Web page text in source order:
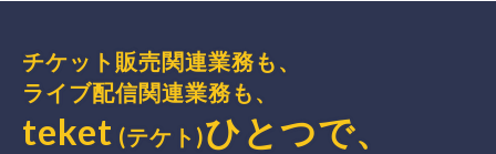
チケット販売関連業務も、
ライブ配信関連業務も、
teket (テケト)ひとつで、